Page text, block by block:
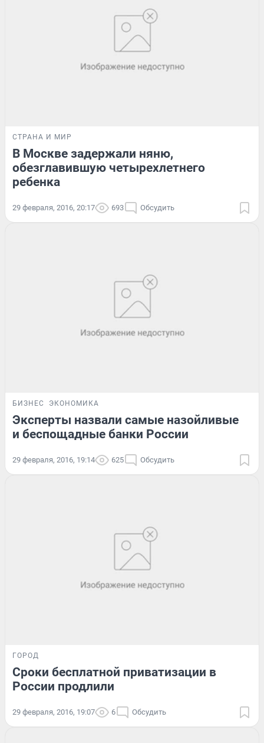
СТРАНА И МИР
В Москве задержали няню,
обезглавившую четырехлетнего
ребенка
29 февраля, 2016, 20:17 693 Обсудить
БИЗНЕС ЭКОНОМИКА
Эксперты назвали самые назойливые
и беспощадные банки России
29 февраля, 2016, 19:14 625 Обсудить
ГОРОД
Сроки бесплатной приватизации в
России продлили
29 февраля, 2016, 19:07 6 Обсудить